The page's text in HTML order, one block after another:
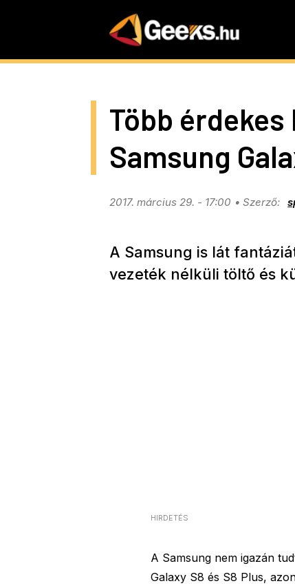
Több
Samsung
2017. március 29. - 17:00
A Samsung is lát
vezeték nélküli töltő és
HIRDETÉS
A Samsung nem igazán
Galaxy S8 és S8 Plus,